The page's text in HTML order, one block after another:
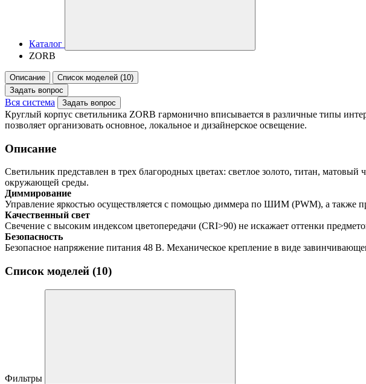
Каталог
ZORB
Описание
Список моделей (10)
Задать вопрос
Вся система Задать вопрос
Круглый корпус светильника ZORB гармонично вписывается в различные типы
позволяет организовать основное, локальное и дизайнерское освещение.
Описание
Светильник представлен в трех благородных цветах: светлое золото, титан,
окружающей среды.
Диммирование
Управление яркостью осуществляется с помощью диммера по ШИМ (PWM), а также
Качественный свет
Свечение с высоким индексом цветопередачи (CRI>90) не искажает оттенки
Безопасность
Безопасное напряжение питания 48 В. Механическое крепление в виде
Список моделей (10)
Фильтры